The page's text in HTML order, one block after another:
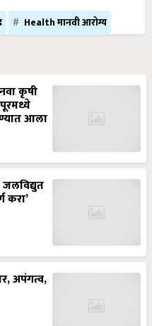
Health मानवी आरोग्य
आला
करा’
अपंगत्व,